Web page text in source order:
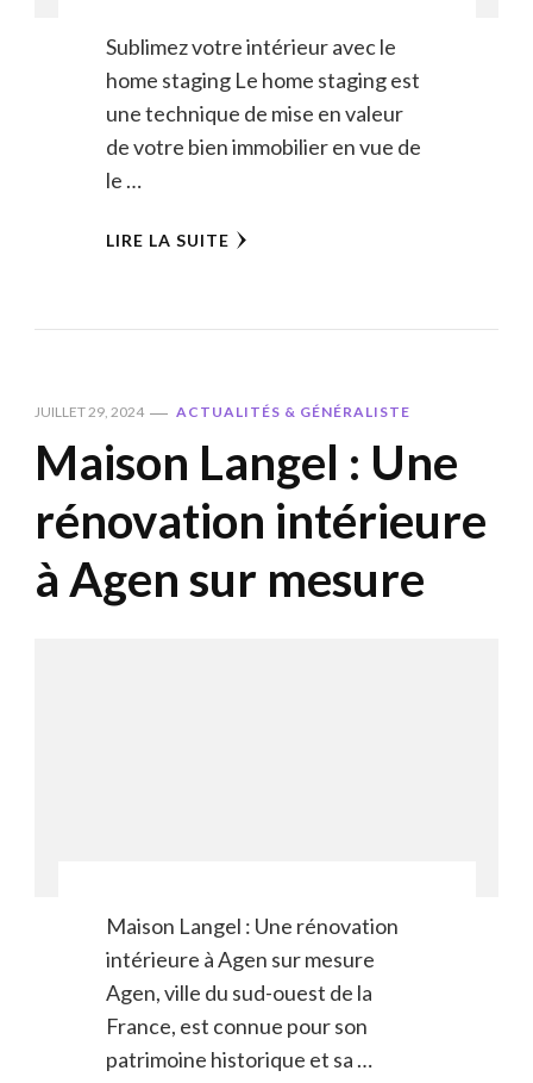
Sublimez votre intérieur avec le
home staging Le home staging est
une technique de mise en valeur
de votre bien immobilier en vue de
le …
LIRE LA SUITE
JUILLET 29, 2024 ACTUALITÉS & GÉNÉRALISTE
Maison Langel : Une
rénovation intérieure
à Agen sur mesure
Maison Langel : Une rénovation
intérieure à Agen sur mesure
Agen, ville du sud-ouest de la
France, est connue pour son
patrimoine historique et sa …